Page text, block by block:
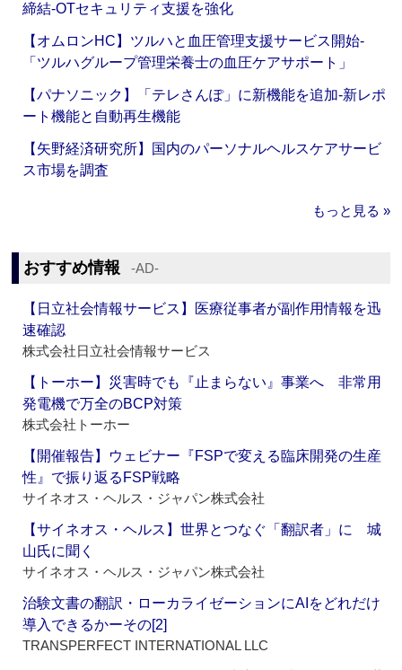
締結‐OTセキュリティ支援を強化
【オムロンHC】ツルハと血圧管理支援サービス開始‐
「ツルハグループ管理栄養士の血圧ケアサポート」
【パナソニック】「テレさんぽ」に新機能を追加‐新レポ
ート機能と自動再生機能
【矢野経済研究所】国内のパーソナルヘルスケアサービ
ス市場を調査
もっと見る »
おすすめ情報 ‐AD‐
【日立社会情報サービス】医療従事者が副作用情報を迅
速確認
株式会社日立社会情報サービス
【トーホー】災害時でも『止まらない』事業へ 非常用
発電機で万全のBCP対策
株式会社トーホー
【開催報告】ウェビナー『FSPで変える臨床開発の生産
性』で振り返るFSP戦略
サイネオス・ヘルス・ジャパン株式会社
【サイネオス・ヘルス】世界とつなぐ「翻訳者」に 城
山氏に聞く
サイネオス・ヘルス・ジャパン株式会社
治験文書の翻訳・ローカライゼーションにAIをどれだけ
導入できるかーその[2]
TRANSPERFECT INTERNATIONAL LLC